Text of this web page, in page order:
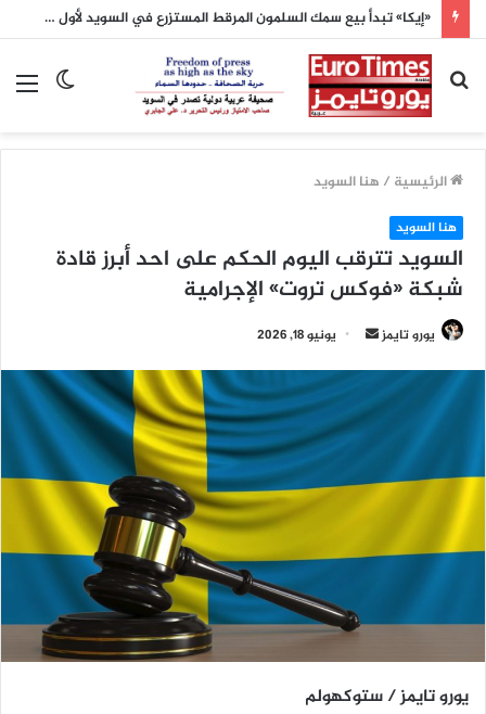
«إيكا» تبدأ بيع سمك السلمون المرقط المستزرع في السويد لأول مرة
الوضع
بحث
عن
الرئيسية / هنا السويد
هنا السويد
السويد تترقب اليوم الحكم على احد أبرز قادة
شبكة «فوكس تروت» الإجرامية
يورو تايمز
أرسل
إلكترونيا
يونيو 18, 2026
يورو تايمز / ستوكهولم